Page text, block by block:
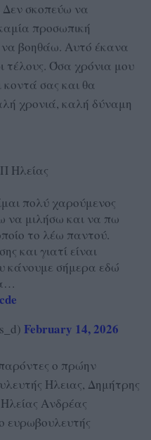
σκοπεύω να
προσωπική
να βοηθάω. Αυτό έκανα
τέλους. Όσα χρόνια μου
κοντά σας και θα
χρονιά, καλή δύναμη
Ηλείας
πολύ χαρούμενος
να μιλήσω και να πω
το λέω παντού.
και γιατί είναι
κάνουμε σήμερα εδώ
February 14, 2026
ο πρώην
Ηλειας, Δημήτρης
Ανδρέας
ευρωβουλευτής